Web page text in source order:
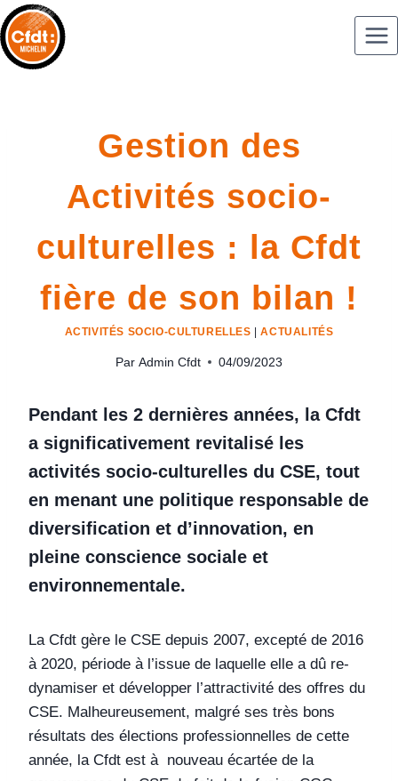
Gestion des
Activités socio-
culturelles : la Cfdt
fière de son bilan !
ACTIVITÉS SOCIO-CULTURELLES |ACTUALITÉS
Par Admin Cfdt 04/09/2023
Pendant les 2 dernières années, la Cfdt
a significativement revitalisé les
activités socio-culturelles du CSE, tout
en menant une politique responsable de
diversification et d’innovation, en
pleine conscience sociale et
environnementale.
La Cfdt gère le CSE depuis 2007, excepté de 2016
à 2020, période à l’issue de laquelle elle a dû re-
dynamiser et développer l’attractivité des offres du
CSE. Malheureusement, malgré ses très bons
résultats des élections professionnelles de cette
année, la Cfdt est à nouveau écartée de la